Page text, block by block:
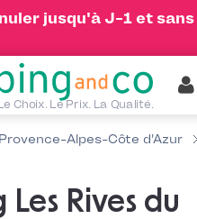
jusqu'à J-1 et sans
Choix. Le Prix. La Qualité.
Provence-Alpes-Côte d'Azur
Les Rives du